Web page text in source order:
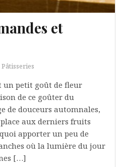
et
Pâtisseries
un petit goût de fleur
de ce goûter du
de douceurs automnales,
aux derniers fruits
apporter un peu de
où la lumière du jour
[…]